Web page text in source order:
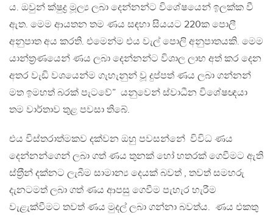
ය. ඔවුන් ක්ෂුද්‍ර මූල්‍ය ලබා දෙන්නන්ට විශේෂයෙන් ඉලක්ක වී
ඇත. මෙම ආයතන තම ණය සඳහා සියයට 220ක පොලී
අනුපාත අය කරති. එමෙන්ම එය වැල් පොලි අනුපාතයකි. මෙම
යාන්ත‍්‍රණයෙන් ණය ලබා දෙන්නන්ට විශාල ලාභ අත් කර දෙන
අතර වැඩි වශයෙන්ම ගැහැනුන් වූ දුප්පත් ණය ලබා ගන්නන්
මත ඉමහත් බරක් පැටවේ” යනුවෙන් ස්වාධීන විශේෂඥයා
තම වාර්තාව තුළ පවසා තිබේ.
එය විස්තරාත්මකව දක්වන ඔහු පවසන්නේ විවිධ ණය
දෙන්නන්ගෙන් ලබා ගත් ණය තුනක් හෝ හතරක් ගෙවීමට ඇති
ස්ත‍්‍රීන් දක්නට ලැබීම සාමාන්‍ය දෙයක් බවත් , තවත් සමහරු
දැනටමත් ලබා ගත් ණය ආපසු ගෙවීම පැහැර හැරීම
වැළැක්වීමට තවත් ණය මුදල් ලබා ගන්නා බවත්ය. ණය එකතු